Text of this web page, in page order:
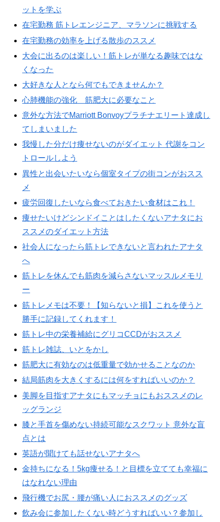
ットを学ぶ
在宅勤務 筋トレエンジニア、マラソンに挑戦する
在宅勤務の効率を上げる散歩のススメ
大会に出るのは楽しい！筋トレが単なる趣味ではな
くなった
大好きな人となら何でもできませんか？
心肺機能の強化 筋肥大に必要なこと
意外な方法でMarriott Bonvoyプラチナエリート達成し
てしまいました
我慢した分だけ痩せないのがダイエット 代謝をコン
トロールしよう
異性と出会いたいなら個室タイプの街コンがおスス
メ
疲労回復したいなら食べておきたい食材はこれ！
痩せたいけどシンドイことはしたくないアナタにお
ススメのダイエット方法
社会人になったら筋トレできないと言われたアナタ
へ
筋トレを休んでも筋肉を減らさないマッスルメモリ
ー
筋トレメモは不要！【知らないと損】これを使うと
勝手に記録してくれます！
筋トレ中の栄養補給にグリコCCDがおススメ
筋トレ雑誌、いとをかし
筋肥大に有効なのは低重量で効かせることなのか
結局筋肉を大きくするには何をすればいいのか？
美脚を目指すアナタにもマッチョにもおススメのレ
ッグランジ
膝と手首を傷めない持続可能なスクワット 意外な盲
点とは
英語が聞けても話せないアナタへ
金持ちになる！5kg痩せる！と目標を立てても幸福に
はなれない理由
飛行機でお尻・腰が痛い人におススメのグッズ
飲み会に参加したくない時どうすればいい？参加し